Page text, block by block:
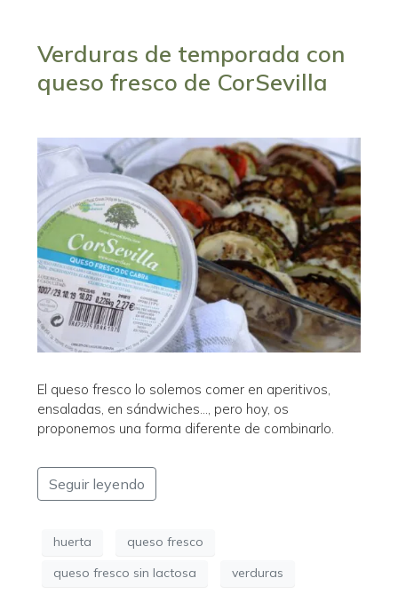
Verduras de temporada con
queso fresco de CorSevilla
El queso fresco lo solemos comer en aperitivos,
ensaladas, en sándwiches…, pero hoy, os
proponemos una forma diferente de combinarlo.
Seguir leyendo
huerta
queso fresco
queso fresco sin lactosa
verduras